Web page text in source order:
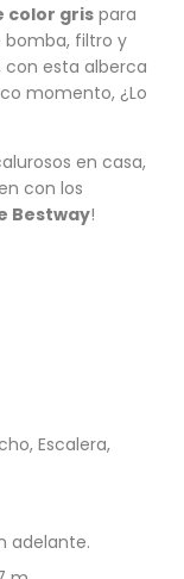
color gris para
bomba, filtro y
con esta alberca
momento, ¿Lo
en casa,
con los
Bestway!
Escalera,
adelante.